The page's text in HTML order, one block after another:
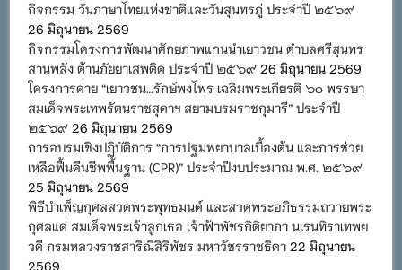
กิจกรรม วันภาษาไทยแห่งชาติและวันสุนทรภู่ ประจำปี ๒๕๖๙
26 มิถุนายน 2569
กิจกรรมโครงการพัฒนาศักยภาพแกนนำเยาวชน ตำบลศรีสุนทร
สานพลัง ต้านภัยยาเสพติด ประจำปี ๒๕๖๙ 26 มิถุนายน 2569
โครงการค่าย “เยาวชน…รักษ์พงไพร เฉลิมพระเกียรติ ๖๐ พรรษา
สมเด็จพระเทพรัตนราชสุดาฯ สยามบรมราชกุมารี” ประจำปี
๒๕๖๙ 26 มิถุนายน 2569
การอบรมเชิงปฏิบัติการ “การปฐมพยาบาลเบื้องต้น และการช่วย
เหลือฟื้นคืนชีพพื้นฐาน (CPR)” ประจำปีงบประมาณ พ.ศ. ๒๕๖๙
25 มิถุนายน 2569
พิธีบำเพ็ญกุศลสวดพระพุทธมนต์ และสวดพระอภิธรรมถวายพระ
กุศลแด่ สมเด็จพระเจ้าลูกเธอ เจ้าฟ้าพัชรกิติยาภา นเรนทิราเทพย
วดี กรมหลวงราชสาริณีสิริพัชร มหาวัชรราชธิดา 22 มิถุนายน
2569